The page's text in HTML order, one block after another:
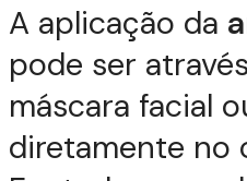
A aplicação da
pode ser
máscara facial
diretamente no